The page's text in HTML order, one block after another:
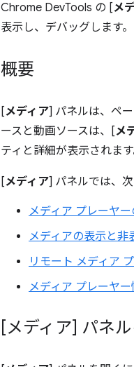
Chrome DevTools の [メ
表示し、デバッグします。
概要
[メディア] パネルは、ペ
ースと動画ソースは、[メ
ティと詳細が表示されます
[メディア] パネルでは、次
メディア プレーヤ
メディアの表示と非
リモート メディア
メディア プレーヤ
[メディア] パネル